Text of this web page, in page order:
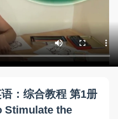
：综合教程 第1册
Stimulate the